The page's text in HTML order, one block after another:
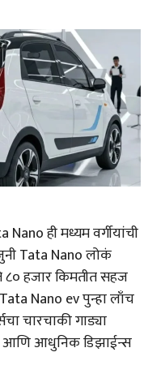
ही मध्यम वर्गीयांची
Tata Nano लोकं
हजार किमतीत सहज
Nano ev पुन्हा लाँच
चारचाकी गाड्या
आणि आधुनिक डिझाईन्स